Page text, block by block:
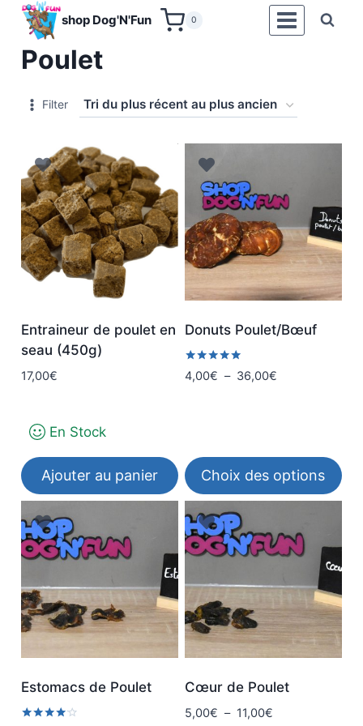
Aller
contenu
shop Dog'N'Fun 0
Poulet
Filter
Entraineur de poulet en
seau (450g)
17,00€
En Stock
Ajouter au panier
Donuts Poulet/Bœuf
Note
5.00
4,00€ – 36,00€
36,00€
Choix des options
Ce
produit
a
variations.
Les
options
peuvent
être
Estomacs de Poulet Cœur de Poulet
5,00€ – 11,00€